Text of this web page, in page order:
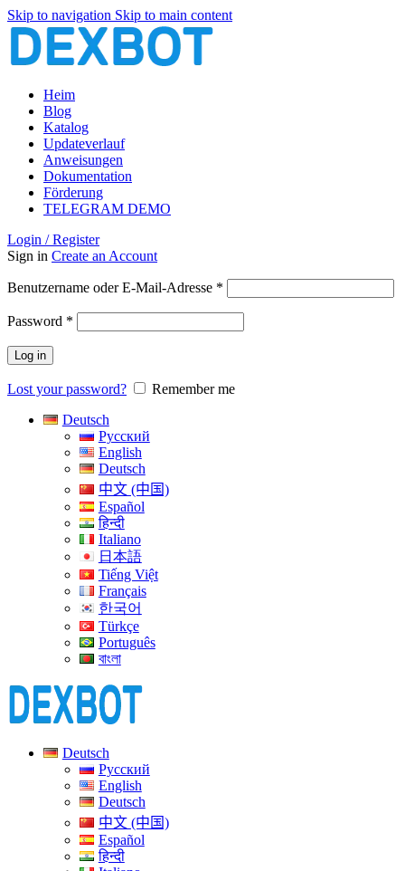
Skip to navigation Skip to main content
Heim
Blog
Katalog
Updateverlauf
Anweisungen
Dokumentation
Förderung
TELEGRAM DEMO
Login / Register
Sign in Create an Account
Benutzername oder E-Mail-Adresse *
Password *
Log in
Lost your password?
Remember me
Deutsch
Русский
English
Deutsch
中文 (中国)
Español
हिन्दी
Italiano
日本語
Tiếng Việt
Français
한국어
Türkçe
Português
বাংলা
Deutsch
Русский
English
Deutsch
中文 (中国)
Español
हिन्दी